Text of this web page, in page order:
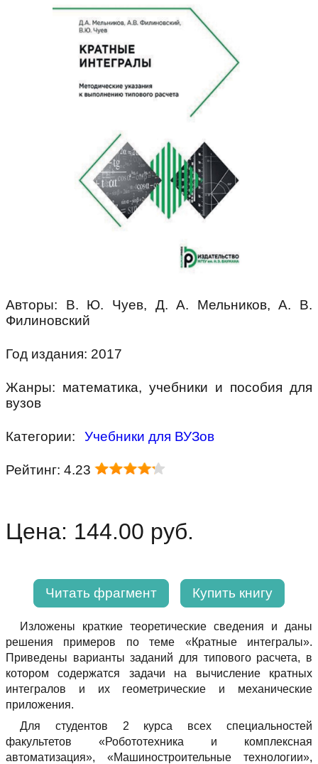
Авторы: В. Ю. Чуев, Д. А. Мельников, А. В.
Филиновский
Год издания: 2017
Жанры: математика, учебники и пособия для
вузов
Категории: Учебники для ВУЗов
Рейтинг: 4.23
Цена: 144.00 руб.
Читать фрагмент Купить книгу
Изложены краткие теоретические сведения и даны
решения примеров по теме «Кратные интегралы».
Приведены варианты заданий для типового расчета, в
котором содержатся задачи на вычисление кратных
интегралов и их геометрические и механические
приложения.
Для студентов 2 курса всех специальностей
факультетов «Робототехника и комплексная
автоматизация», «Машиностроительные технологии»,